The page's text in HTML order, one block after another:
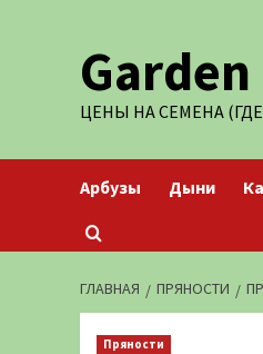
содержимому
ЦЕНЫ НА СЕМЕНА
Арбузы Дыни
ГЛАВНАЯ ПРЯНОСТИ
Пряности